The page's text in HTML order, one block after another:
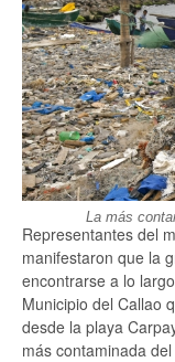
La más
Representantes del
manifestaron que la
encontrarse a lo
Municipio del Callao
desde la playa
más contaminada